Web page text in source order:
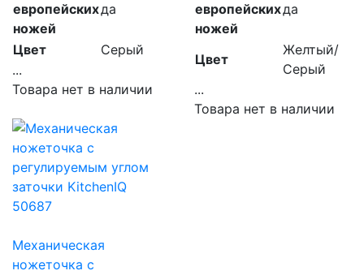
европейских
ножей
да
Цвет
Серый
...
Товара нет в наличии
европейских
ножей
да
Цвет
Желтый/
Серый
...
Товара нет в наличии
Механическая
ножеточка с